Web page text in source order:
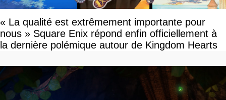
« La qualité est extrêmement importante pour
nous » Square Enix répond enfin officiellement à
la dernière polémique autour de Kingdom Hearts